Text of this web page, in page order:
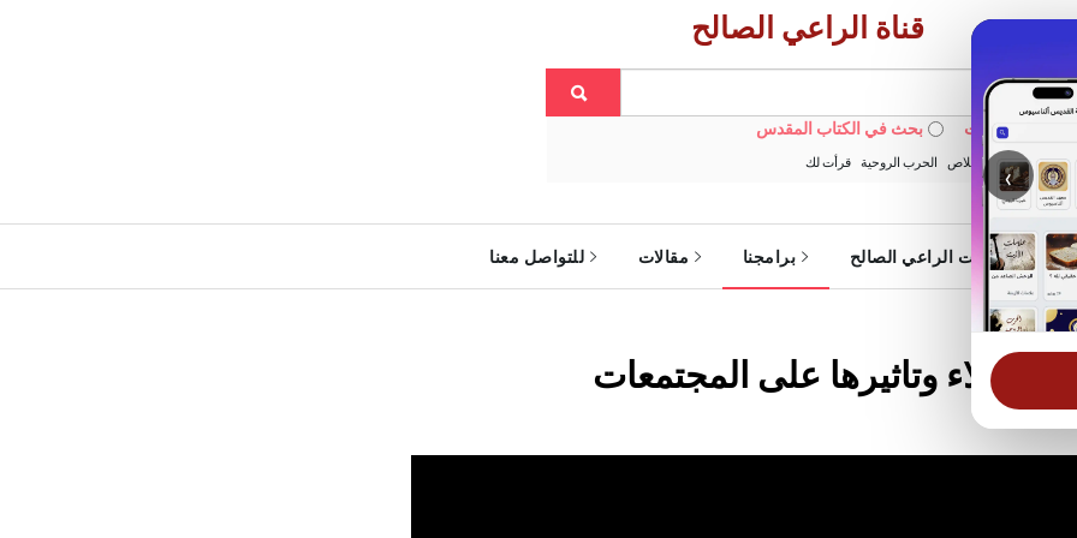
‹
قناة الراعي الصالح
في الويبسايت بحث في الكتاب المقدس
خبزنا اليومي الخلاص الحرب الروحية قرأت لك
خدمات الراعي الصالح برامجنا مقالات للتواصل معنا
وتاثيرها على المجتمعات